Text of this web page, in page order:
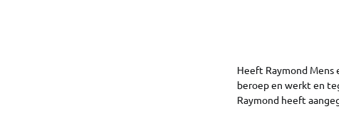
Heeft Raymond Mens
beroep en werkt en
Raymond heeft